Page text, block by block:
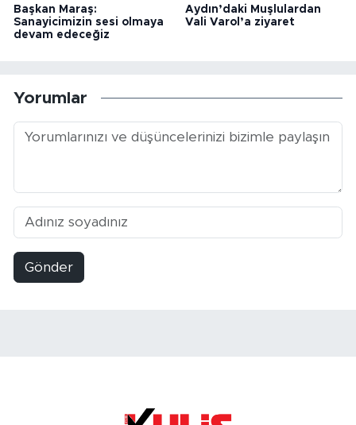
Başkan Maraş:
Sanayicimizin sesi olmaya
devam edeceğiz
Aydın’daki Muşlulardan
Vali Varol’a ziyaret
Yorumlar
Gönder